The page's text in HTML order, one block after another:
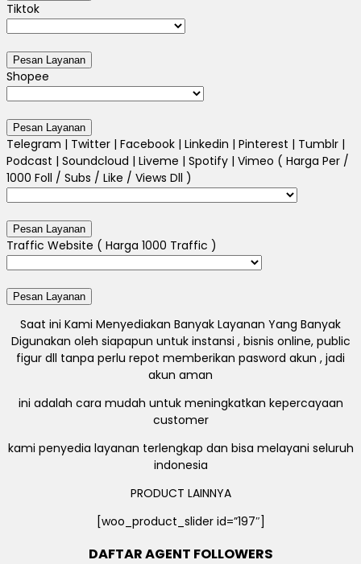
Tiktok
Shopee
Telegram | Twitter | Facebook | Linkedin | Pinterest | Tumblr |
Podcast | Soundcloud | Liveme | Spotify | Vimeo ( Harga Per /
1000 Foll / Subs / Like / Views Dll )
Traffic Website ( Harga 1000 Traffic )
Saat ini Kami Menyediakan Banyak Layanan Yang Banyak
Digunakan oleh siapapun untuk instansi , bisnis online, public
figur dll tanpa perlu repot memberikan pasword akun , jadi
akun aman
ini adalah cara mudah untuk meningkatkan kepercayaan
customer
kami penyedia layanan terlengkap dan bisa melayani seluruh
indonesia
PRODUCT LAINNYA
[woo_product_slider id=”197″]
DAFTAR AGENT FOLLOWERS